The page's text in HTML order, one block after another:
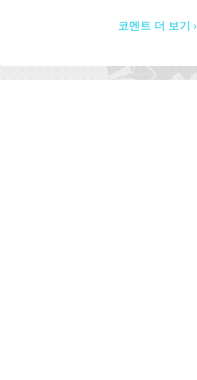
코멘트 더 보기 ›